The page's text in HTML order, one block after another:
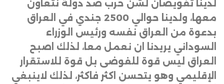
لدينا تفويضان لشن حرب ضد دولة نتعاون
معها، ولدينا حوالي 2500 جندي في العراق
بدعوة من العراق نفسه ورئيس الوزراء
السوداني يريدنا ان نعمل معا، لذلك اصبح
العراق ليس قوة للفوضى بل قوة للاستقرار
الإقليمي وهو يتحسن اكثر فاكثر، لذلك لاينبغي